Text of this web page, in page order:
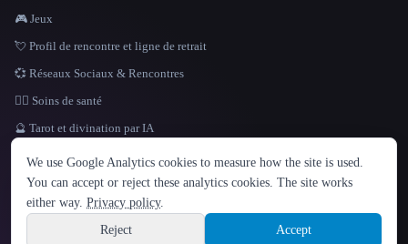
LANGUE
English español Français Русский 简体中文
Hindi
Sign up
🎮 Jeux
💘 Profil de rencontre et ligne de retrait
💞 Réseaux Sociaux & Rencontres
👩‍⚕️ Soins de santé
🔮 Tarot et divination par IA
Site information
© 2026 That AI Collection. Tous droits réservés.
politique de confidentialité
build de3d624c
We use Google Analytics cookies to measure how the site is used.
You can accept or reject these analytics cookies. The site works
either way. Privacy policy.
Reject
Accept